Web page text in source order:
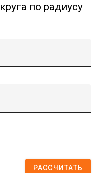
по радиусу
РАССЧИТАТЬ